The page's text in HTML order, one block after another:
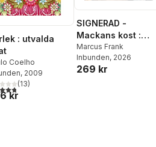
röster:
: utvalda
Coelho
, 2009
5 stjärnor. Totalt antal röster:
(13)
kr
SIGNERAD -
Mackans kost :
Middagar och
matlådor
Marcus Frank
Inbunden, 2026
269 kr